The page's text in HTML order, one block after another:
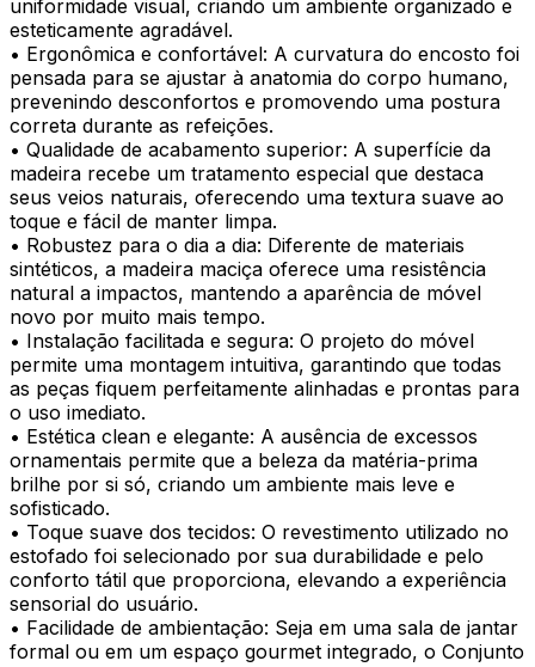
uniformidade visual, criando um ambiente organizado e
esteticamente agradável.
• Ergonômica e confortável: A curvatura do encosto foi
pensada para se ajustar à anatomia do corpo humano,
prevenindo desconfortos e promovendo uma postura
correta durante as refeições.
• Qualidade de acabamento superior: A superfície da
madeira recebe um tratamento especial que destaca
seus veios naturais, oferecendo uma textura suave ao
toque e fácil de manter limpa.
• Robustez para o dia a dia: Diferente de materiais
sintéticos, a madeira maciça oferece uma resistência
natural a impactos, mantendo a aparência de móvel
novo por muito mais tempo.
• Instalação facilitada e segura: O projeto do móvel
permite uma montagem intuitiva, garantindo que todas
as peças fiquem perfeitamente alinhadas e prontas para
o uso imediato.
• Estética clean e elegante: A ausência de excessos
ornamentais permite que a beleza da matéria-prima
brilhe por si só, criando um ambiente mais leve e
sofisticado.
• Toque suave dos tecidos: O revestimento utilizado no
estofado foi selecionado por sua durabilidade e pelo
conforto tátil que proporciona, elevando a experiência
sensorial do usuário.
• Facilidade de ambientação: Seja em uma sala de jantar
formal ou em um espaço gourmet integrado, o Conjunto